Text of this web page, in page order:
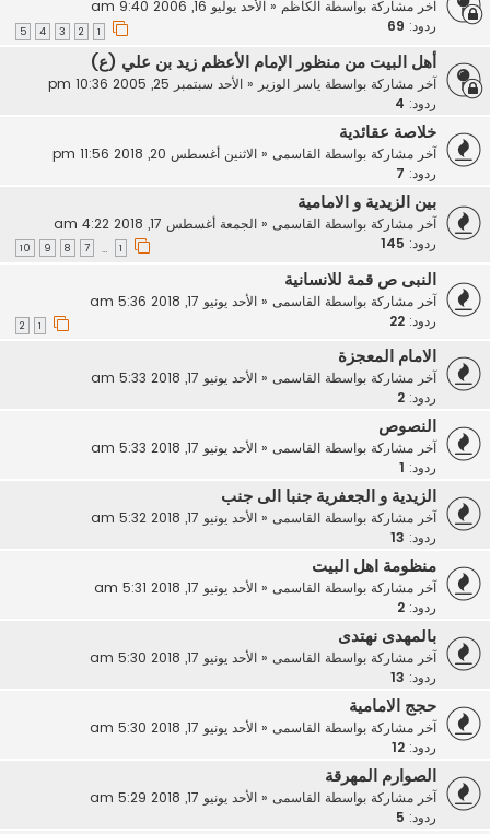
آخر مشاركة بواسطة الكاظم« الأحد يوليو 16, 2006 9:40 am
ردود: 69
3
4
5
أهل البيت من منظور الإمام الأعظم زيد بن علي (ع)
آخر مشاركة بواسطة ياسر الوزير« الأحد سبتمبر 25, 2005 10:36 pm
ردود: 4
خلاصة عقائدية
آخر مشاركة بواسطة القاسمى « الاثنين أغسطس 20, 2018 11:56 pm
ردود: 7
بين الزيدية و الامامية
آخر مشاركة بواسطة القاسمى « الجمعة أغسطس 17, 2018 4:22 am
ردود: 145
…
7
8
9
10
النبى ص قمة للانسانية
آخر مشاركة بواسطة القاسمى « الأحد يونيو 17, 2018 5:36 am
ردود: 22
الامام المعجزة
آخر مشاركة بواسطة القاسمى« الأحد يونيو 17, 2018 5:33 am
ردود: 2
النصوص
آخر مشاركة بواسطة القاسمى« الأحد يونيو 17, 2018 5:33 am
ردود:
الزيدية و الجعفرية جنبا الى جنب
آخر مشاركة بواسطة القاسمى« الأحد يونيو 17, 2018 5:32 am
ردود: 13
منظومة اهل البيت
آخر مشاركة بواسطة القاسمى« الأحد يونيو 17, 2018 5:31 am
ردود: 2
بالمهدى نهتدى
آخر مشاركة بواسطة القاسمى« الأحد يونيو 17, 2018 5:30 am
ردود: 13
حجج الامامية
آخر مشاركة بواسطة القاسمى« الأحد يونيو 17, 2018 5:30 am
ردود: 12
الصوارم المهرقة
آخر مشاركة بواسطة القاسمى« الأحد يونيو 17, 2018 5:29 am
ردود: 5